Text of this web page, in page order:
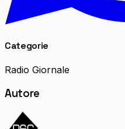
Categorie
Radio Giornale
Autore